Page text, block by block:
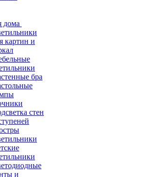
дома
картин и
бра
стен
и